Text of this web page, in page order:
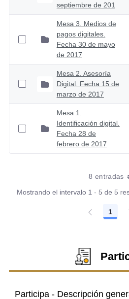
septiembre de 201
Mesa 3. Medios de
pagos digitales.
Fecha 30 de mayo
de 2017
Mesa 2. Asesoría
Digital. Fecha 15 de
marzo de 2017
Mesa 1.
Identificación digital.
Fecha 28 de
febrero de 2017
8 entradas
Mostrando el intervalo 1 - 5 de 5
1
Participa - Descripción